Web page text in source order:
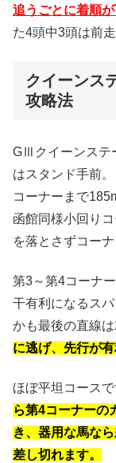
追うごとに着順が
た4頭中3頭は前
クイーンス
攻略法
GⅢクイーンステ
はスタンド手前
コーナーまで
函館同様小回り
を落とさずコーナ
第3～第4コーナ
干有利になるス
かも最後の直線
に逃げ、先行が有
ほぼ平坦コース
ら第4コーナーの
き、器用な馬な
差し切れます。